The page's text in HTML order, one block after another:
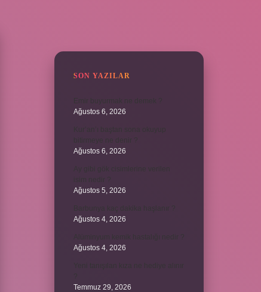
SON YAZILAR
Ağustos 6, 2026
Ağustos 6, 2026
Ağustos 5, 2026
Ağustos 4, 2026
Ağustos 4, 2026
Temmuz 29, 2026